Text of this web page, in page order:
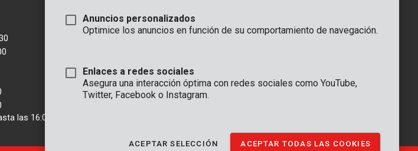
las 16:00)
OFICINA
2500 Lier - Bélgica
VARO IBERICA
GENERAL
+32 (0)3 292 92 90
Anuncios personalizados
Optimice los anuncios en función de su comportamiento de navegación.
Enlaces a redes sociales
Asegura una interacción óptima con redes sociales como YouTube,
Twitter, Facebook o Instagram.
ACEPTAR SELECCIÓN ACEPTAR TODAS LAS COOKIES